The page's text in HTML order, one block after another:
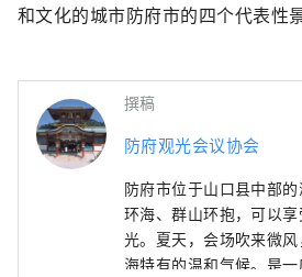
和文化的城市防府市的四个代表性景
撰稿
防府观光会议协会
防府市位于山口县中部
环海、群山环抱，可以
光。夏天，会场吹来微
海特有的温和气候。是